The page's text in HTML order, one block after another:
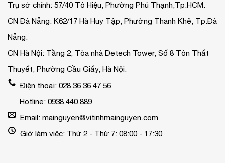
Trụ sở chính: 57/40 Tô Hiệu, Phường Phú Thạnh,Tp.HCM.
CN Đà Nẵng: K62/17 Hà Huy Tập, Phường Thanh Khê, Tp.Đà
Nẵng.
CN Hà Nội: Tầng 2, Tòa nhà Detech Tower, Số 8 Tôn Thất
Thuyết, Phường Cầu Giấy, Hà Nội.
Điện thoại: 028.36 36 47 56
Hotline: 0938.440.889
Email: mainguyen@vitinhmainguyen.com
Giờ làm việc: Thứ 2 - Thứ 7: 08:00 - 17:30